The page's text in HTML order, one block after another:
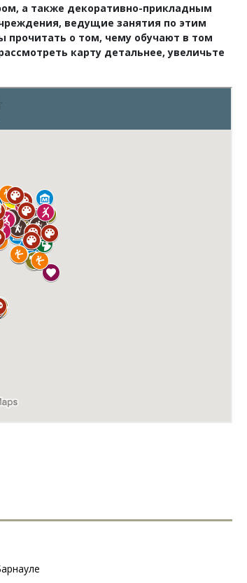
а также декоративно-прикладным
ведущие занятия по этим
о том, чему обучают в том
карту детальнее, увеличьте